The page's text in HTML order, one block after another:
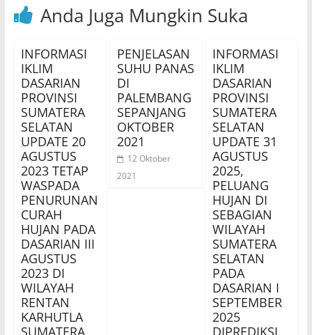
Anda Juga Mungkin Suka
INFORMASI
IKLIM
DASARIAN
PROVINSI
SUMATERA
SELATAN
UPDATE 20
AGUSTUS
2023 TETAP
WASPADA
PENURUNAN
CURAH
HUJAN PADA
DASARIAN III
AGUSTUS
2023 DI
WILAYAH
RENTAN
KARHUTLA
SUMATERA
PENJELASAN
SUHU PANAS
DI
PALEMBANG
SEPANJANG
OKTOBER
2021
12 Oktober
2021
INFORMASI
IKLIM
DASARIAN
PROVINSI
SUMATERA
SELATAN
UPDATE 31
AGUSTUS
2025,
PELUANG
HUJAN DI
SEBAGIAN
WILAYAH
SUMATERA
SELATAN
PADA
DASARIAN I
SEPTEMBER
2025
DIPREDIKSI